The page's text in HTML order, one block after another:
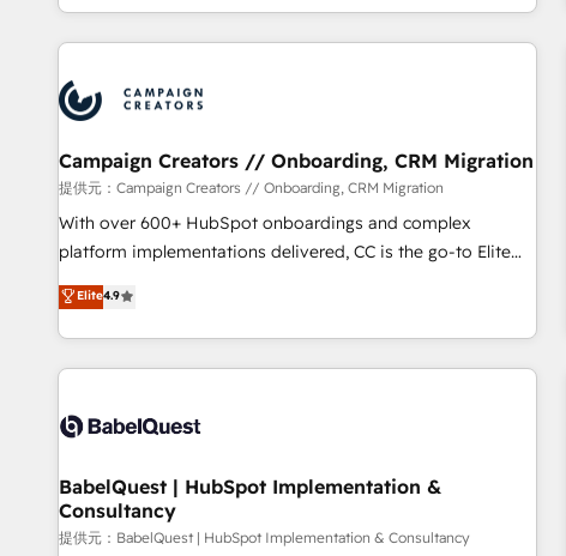
marketing que también vende HubSpot. Mientras otros
aprenden, nosotros ya implementamos HubSpot,
LMS y cientos de aplicativos de negocios en +110 empresas
Perú, Chile, Brasil y casa matriz en España formamos parte
de un grupo empresarial con más de 20 años de
trayectoria.
Campaign Creators // Onboarding, CRM Migration
提供元：Campaign Creators // Onboarding, CRM Migration
With over 600+ HubSpot onboardings and complex
platform implementations delivered, CC is the go-to Elite
Solutions Partner for businesses ready to migrate,
replatform, and scale smarter. We specialize in high-impact
CRM and CMS migrations and onboarding from platforms
like Salesforce, NetSuite, Zoho, Pardot, Marketo, Microsoft
fragmented systems into unified, growth-ready HubSpot
performance. - Multi-object CRM migration, cleanup, and
implementation. - Pre-built and custom integrations across
your full tech stack. - Custom object setup, CMS builds, and
Elite4.9
BabelQuest | HubSpot Implementation &
Consultancy
提供元：BabelQuest | HubSpot Implementation & Consultancy